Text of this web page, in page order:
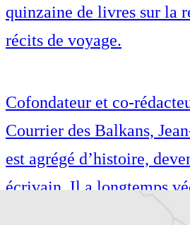
quinzaine de livres sur la
récits de voyage.
Cofondateur et co-
Courrier des Balkans,
est agrégé d’histoire,
écrivain. Il a longtemps